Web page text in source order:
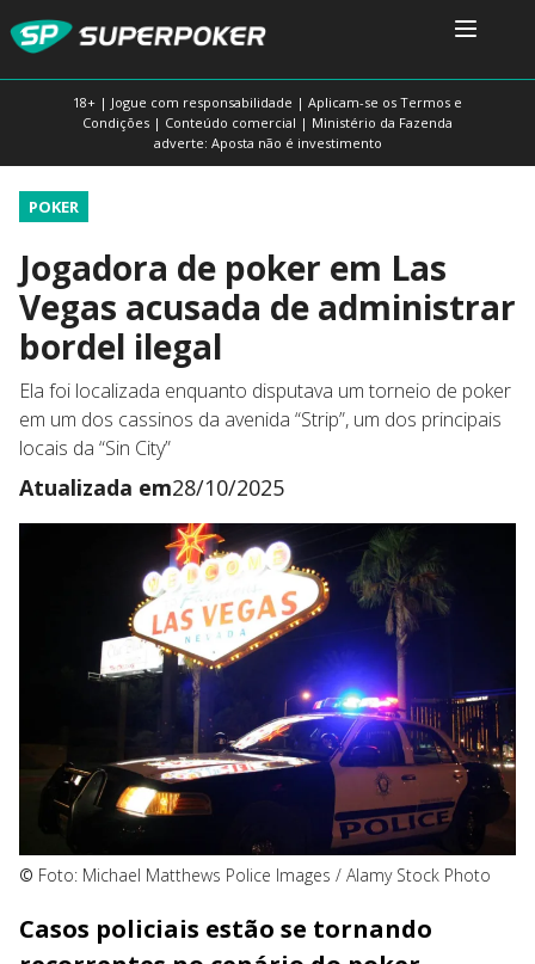
18+ | Jogue com responsabilidade | Aplicam-se os Termos e
Condições | Conteúdo comercial | Ministério da Fazenda
adverte: Aposta não é investimento
POKER
Jogadora de poker em Las
Vegas acusada de administrar
bordel ilegal
Ela foi localizada enquanto disputava um torneio de poker
em um dos cassinos da avenida “Strip”, um dos principais
locais da “Sin City”
Atualizada em28/10/2025
© Foto: Michael Matthews Police Images / Alamy Stock Photo
Casos policiais estão se tornando